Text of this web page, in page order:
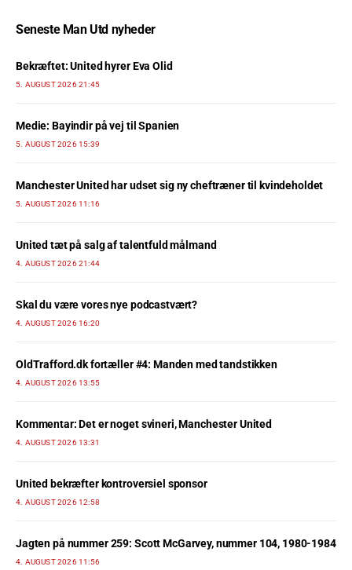
Seneste Man Utd nyheder
Bekræftet: United hyrer Eva Olid
5. AUGUST 2026 21:45
Medie: Bayindir på vej til Spanien
5. AUGUST 2026 15:39
Manchester United har udset sig ny cheftræner til kvindeholdet
5. AUGUST 2026 11:16
United tæt på salg af talentfuld målmand
4. AUGUST 2026 21:44
Skal du være vores nye podcastvært?
4. AUGUST 2026 16:20
OldTrafford.dk fortæller #4: Manden med tandstikken
4. AUGUST 2026 13:55
Kommentar: Det er noget svineri, Manchester United
4. AUGUST 2026 13:31
United bekræfter kontroversiel sponsor
4. AUGUST 2026 12:58
Jagten på nummer 259: Scott McGarvey, nummer 104, 1980-1984
4. AUGUST 2026 11:56